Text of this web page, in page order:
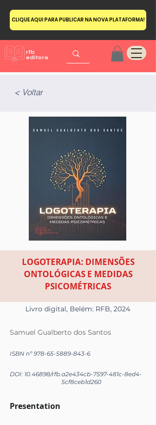
CLIQUE AQUI PARA PUBLICAR NA NOVA PLATAFORMA!
< Voltar
LOGOTERAPIA: DIMENSÕES
ONTOLÓGICAS E MEDIDAS
PSICOMÉTRICAS
Livro digital, Belém: RFB, 2024
Samuel Gualberto dos Santos
ISBN nº978-65-5889-843-6
DOI: 10.46898/rfb.a2e434cb-7597-481c-8ed4-
5cf8ceb1d260
Presentation